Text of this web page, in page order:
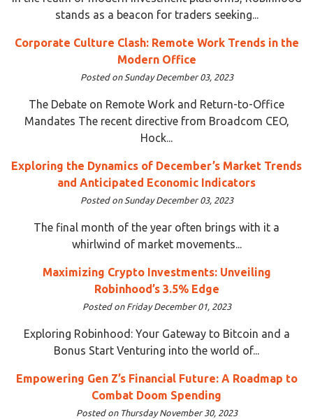
stands as a beacon for traders seeking...
Corporate Culture Clash: Remote Work Trends in the
Modern Office
Posted on Sunday December 03, 2023
The Debate on Remote Work and Return-to-Office
Mandates The recent directive from Broadcom CEO,
Hock...
Exploring the Dynamics of December’s Market Trends
and Anticipated Economic Indicators
Posted on Sunday December 03, 2023
The final month of the year often brings with it a
whirlwind of market movements...
Maximizing Crypto Investments: Unveiling
Robinhood’s 3.5% Edge
Posted on Friday December 01, 2023
Exploring Robinhood: Your Gateway to Bitcoin and a
Bonus Start Venturing into the world of...
Empowering Gen Z’s Financial Future: A Roadmap to
Combat Doom Spending
Posted on Thursday November 30, 2023